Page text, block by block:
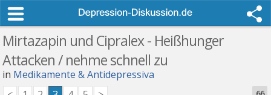
Mirtazapin und Cipralex - Heißhunger
Attacken / nehme schnell zu
in Medikamente & Antidepressiva